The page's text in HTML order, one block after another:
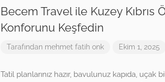
Becem Travel ile Kuzey Kıbrıs
Konforunu Keşfedin
Tarafından mehmet fatih onk Ekim 1, 2025
Tatil planlarınız hazır, bavulunuz kapıda, uçak